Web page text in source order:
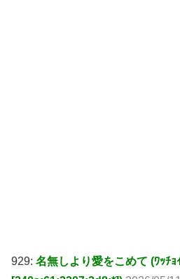
929: 名無しより愛をこめて (ﾜｯﾁ